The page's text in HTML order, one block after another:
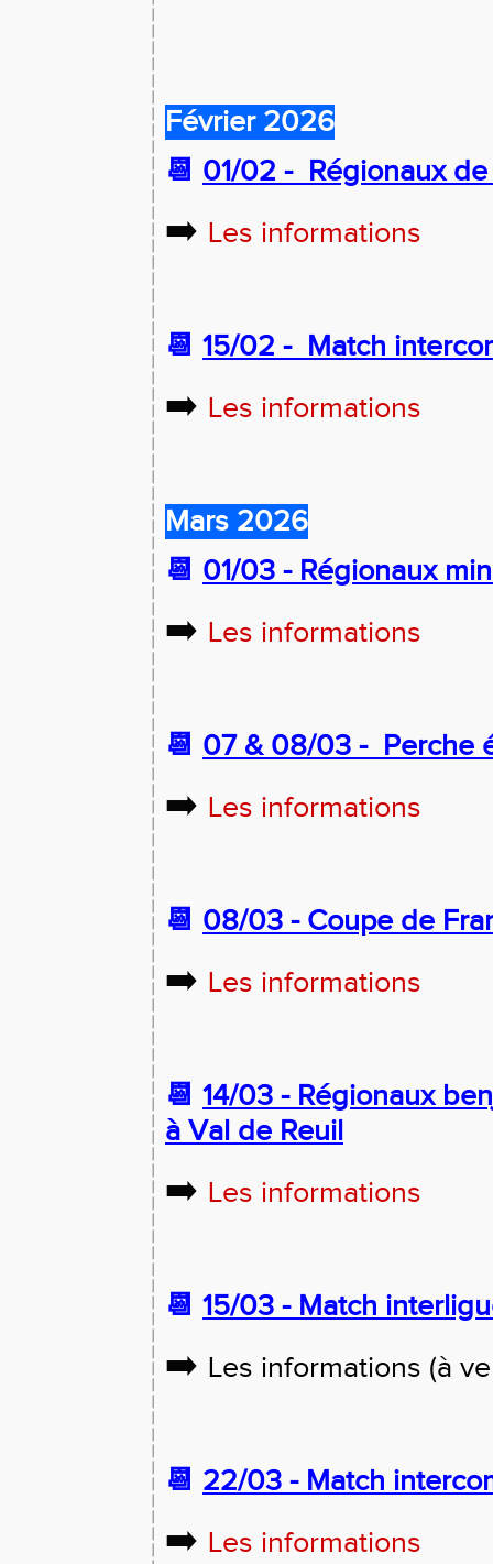
Février 2026
📆 01/02 - Régionaux
➡️ Les informations
📆 15/02 - Match
➡️ Les informations
Mars 2026
📆 01/03 - Régionaux
➡️ Les informations
📆 07 & 08/03 - Perche
➡️ Les informations
📆 08/03 - Coupe de
➡️ Les informations
📆 14/03 - Régionaux
à Val de Reuil
➡️ Les informations
📆 15/03 - Match
➡️ Les informations (à
📆 22/03 - Match
➡️ Les informations